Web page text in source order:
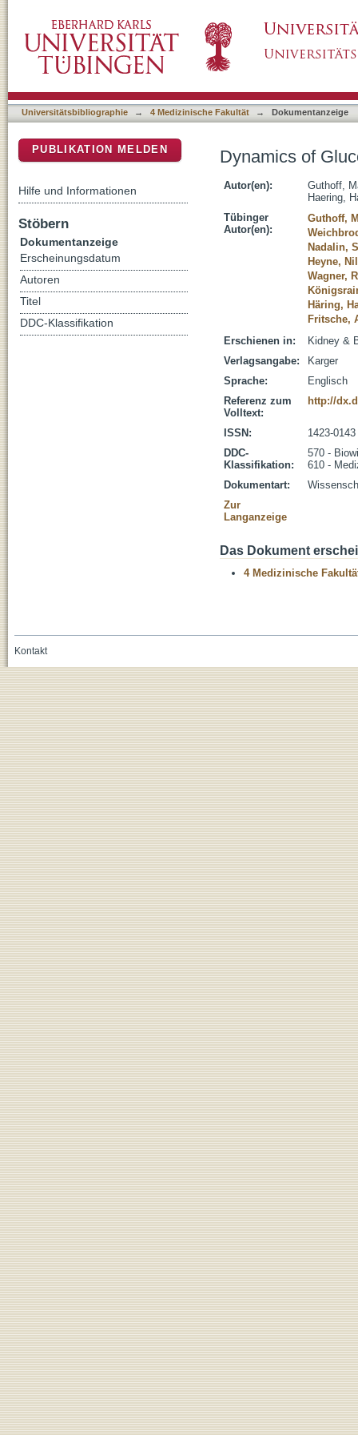
Universitätsbibliographie → 4 Medizinische Fakultät → Dokumentanzeige
Dynamics of
Autor(en):
Guthoff,
Haering,
Tübinger
Autor(en):
Guthoff,
Nadalin,
Heyne,
Wagner,
Häring,
Fritsche,
Erschienen in:
Kidney &
Verlagsangabe:
Karger
Sprache:
Englisch
Referenz zum
Volltext:
http://
ISSN:
1423-0143
DDC-
Klassifikation:
570 -
610 -
Dokumentart:
Zur
Langanzeige
Das Dokument
4 Medizinische
PUBLIKATION MELDEN
Hilfe und Informationen
Stöbern
Dokumentanzeige
Erscheinungsdatum
Autoren
Titel
DDC-Klassifikation
Kontakt